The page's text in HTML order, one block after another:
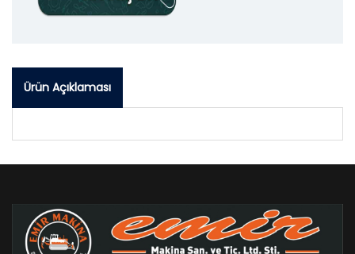
Ürün Açıklaması